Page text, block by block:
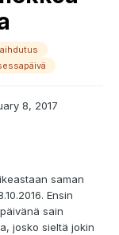
8, 2017
saman
Ensin
sain
josko sieltä jokin